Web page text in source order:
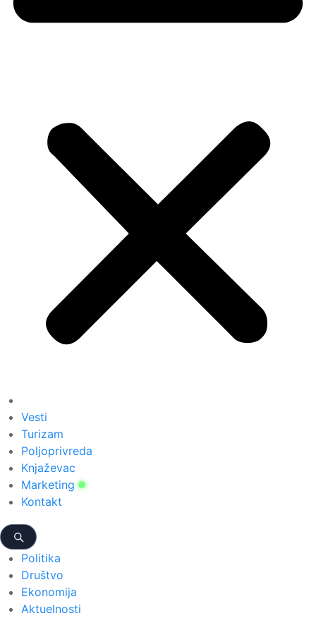
Vesti
Turizam
Poljoprivreda
Knjaževac
Marketing
Kontakt
Politika
Društvo
Ekonomija
Aktuelnosti